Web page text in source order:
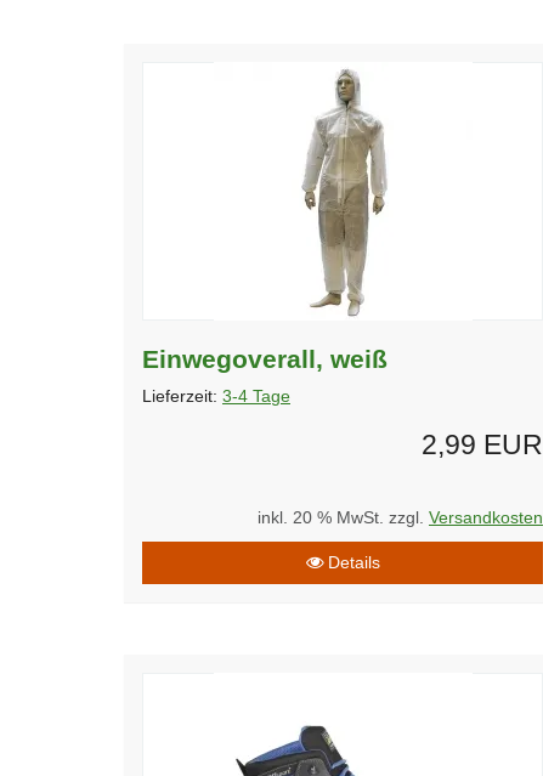
Einwegoverall, weiß
Lieferzeit: 3-4 Tage
2,99 EUR
inkl. 20 % MwSt. zzgl. Versandkosten
Details